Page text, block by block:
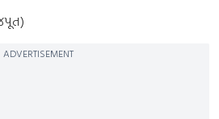
ADVERTISEMENT